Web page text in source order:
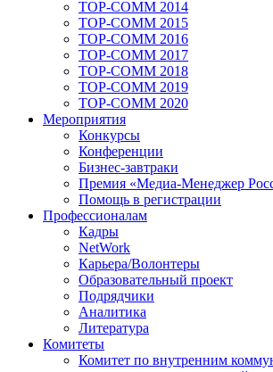
TOP-COMM 2014
TOP-COMM 2015
TOP-COMM 2016
TOP-COMM 2017
TOP-COMM 2018
TOP-COMM 2019
TOP-COMM 2020
Мероприятия
Конкурсы
Конференции
Бизнес-завтраки
Премия «Медиа-Менеджер
Помощь в регистрации
Профессионалам
Кадры
NetWork
Карьера/Волонтеры
Образовательный проект
Подрядчики
Аналитика
Литература
Комитеты
Комитет по внутренним